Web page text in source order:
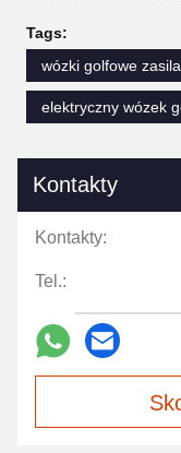
Tags:
wózki golfowe
elektryczny wózek
Kontakty
Kontakty:
Tel.: